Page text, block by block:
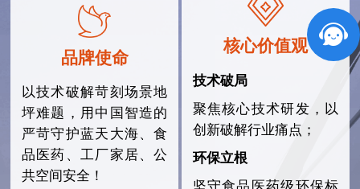
品牌使命
以技术破解苛刻场景地
坪难题，用中国智造的
严苛守护蓝天大海、食
品医药、工厂家居、公
共空间安全！
核心价值观
技术破局
聚焦核心技术研发，以
创新破解行业痛点；
环保立根